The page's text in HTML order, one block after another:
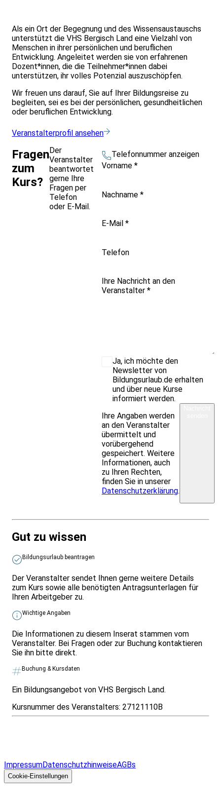
Als ein Ort der Begegnung und des Wissensaustauschs
unterstützt die VHS Bergisch Land eine Vielzahl von
Menschen in ihrer persönlichen und beruflichen
Entwicklung. Angeleitet werden sie von erfahrenen
Dozent*innen, die die Teilnehmer*innen dabei
unterstützen, ihr volles Potenzial auszuschöpfen.
Wir freuen uns darauf, Sie auf Ihrer Bildungsreise zu
begleiten, sei es bei der persönlichen, gesundheitlichen
oder beruflichen Entwicklung.
Veranstalterprofil ansehen
Fragen
zum
Kurs?
Der
Veranstalter
beantwortet
gerne Ihre
Fragen per
Telefon
oder E-Mail.
Telefonnummer anzeigen
Vorname *
Nachname *
E-Mail *
Telefon
Ihre Nachricht an den
Veranstalter *
Ja, ich möchte den
Newsletter von
Bildungsurlaub.de erhalten
und über neue Kurse
informiert werden.
Ihre Angaben werden
an den Veranstalter
übermittelt und
vorübergehend
gespeichert. Weitere
Informationen, auch
zu Ihren Rechten,
finden Sie in unserer
Datenschutzerklärung.
Gut zu wissen
Bildungsurlaub beantragen
Der Veranstalter sendet Ihnen gerne weitere Details
zum Kurs sowie alle benötigten Antragsunterlagen für
Ihren Arbeitgeber zu.
Wichtige Angaben
Die Informationen zu diesem Inserat stammen vom
Veranstalter. Bei Fragen oder zur Buchung kontaktieren
Sie ihn bitte direkt.
Buchung & Kursdaten
Ein Bildungsangebot von VHS Bergisch Land.
Kursnummer des Veranstalters: 27121110B
ImpressumDatenschutzhinweiseAGBs
Cookie-Einstellungen